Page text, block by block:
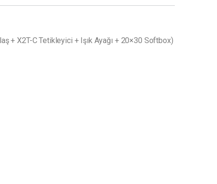
+ X2T-C Tetikleyici + Işık Ayağı + 20×30 Softbox)